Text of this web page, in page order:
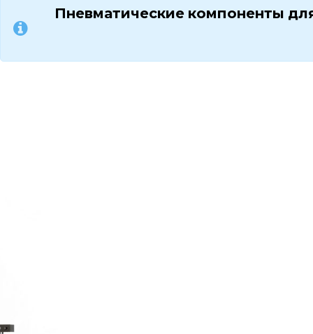
Пневматические компоненты